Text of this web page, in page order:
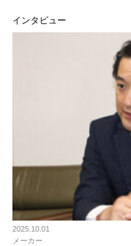
インタビュー
2025.10.01
メーカー